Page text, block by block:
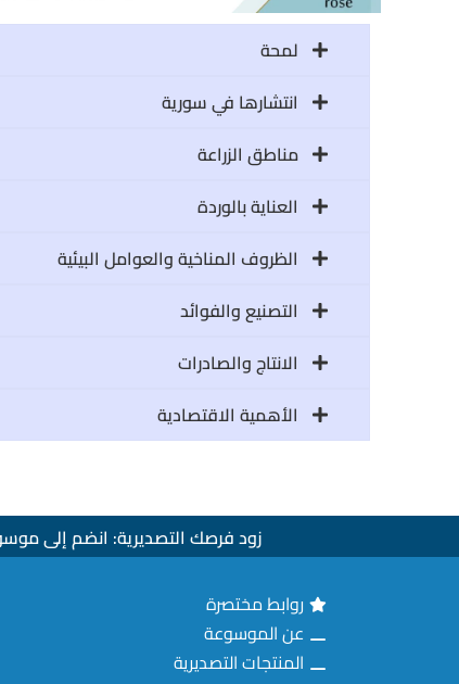
لمحة
انتشارها في سورية
مناطق الزراعة
العناية بالوردة
الظروف المناخية والعوامل البيئية
التصنيع والفوائد
الانتاج والصادرات
الأهمية الاقتصادية
زود فرصك التصديرية: انضم إلى
روابط مختصرة
عن الموسوعة
المنتجات التصديرية